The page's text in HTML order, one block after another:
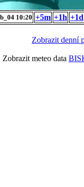
10:20 +5m +1h +1d
Zobrazit denní
Zobrazit meteo data